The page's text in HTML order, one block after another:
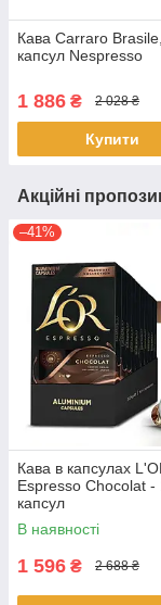
Кава Carraro
капсул Nespresso
1 886 ₴ 2 028 ₴
Купити
Акційні
–41%
Кава в капсулах
Espresso Chocolat -
капсул
В наявності
1 596 ₴ 2 688 ₴